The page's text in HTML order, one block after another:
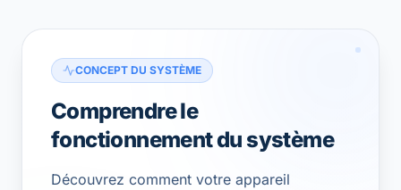
CONCEPT DU SYSTÈME
Comprendre le
fonctionnement du système
Découvrez comment votre appareil